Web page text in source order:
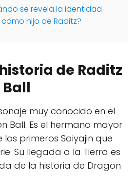
se revela la identidad
hijo de Raditz?
de Raditz
muy conocido en el
Ball. Es el hermano mayor
los primeros Saiyajin que
Su llegada a la Tierra es
de la historia de Dragon